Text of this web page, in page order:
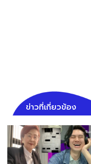
ข่าวที่เกี่ยวข้อง